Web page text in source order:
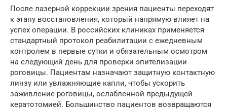
После лазерной коррекции зрения пациенты переходят
к этапу восстановления, который напрямую влияет на
успех операции. В российских клиниках применяется
стандартный протокол реабилитации с ежедневным
контролем в первые сутки и обязательным осмотром
на следующий день для проверки эпителизации
роговицы. Пациентам назначают защитную контактную
линзу или увлажняющие капли, чтобы ускорить
заживление роговицы, ослабленной предыдущей
кератотомией. Большинство пациентов возвращаются